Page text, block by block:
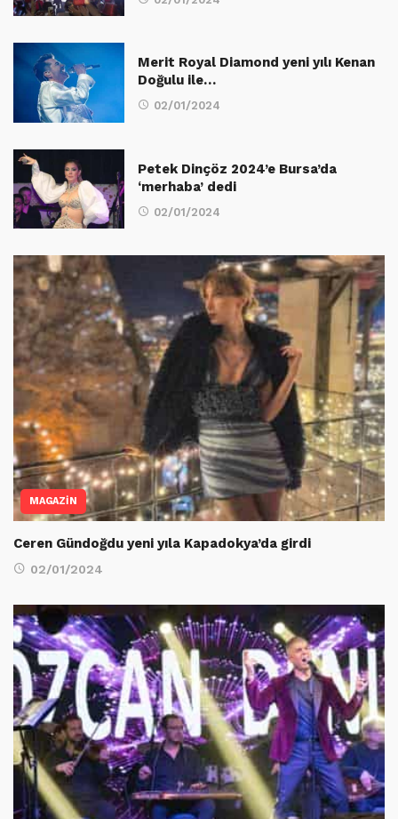
Merit Royal Diamond yeni yılı Kenan
Doğulu ile…
02/01/2024
Petek Dinçöz 2024’e Bursa’da
‘merhaba’ dedi
02/01/2024
MAGAZİN
Ceren Gündoğdu yeni yıla Kapadokya’da girdi
02/01/2024